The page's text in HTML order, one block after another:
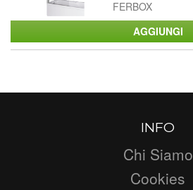
FERBOX
INFO
Chi Siamo
Cookies